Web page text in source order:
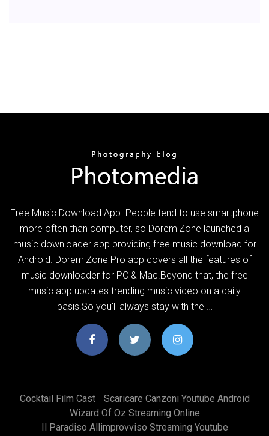
Free Music Download App. People tend to use smartphone
more often than computer, so DoremiZone launched a
music downloader app providing free music download for
Android. DoremiZone Pro app covers all the features of
music downloader for PC & Mac.Beyond that, the free
music app updates trending music video on a daily
basis.So you'll always stay with the …
Cocktail Film Cast
Scaricare Canzoni Youtube Android
Wizard Of Oz Streaming Online
Il Paradiso Allimprovviso Streaming Youtube